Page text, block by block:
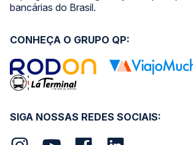
bancárias do Brasil.
SIGA NOSSAS REDES SOCIAIS:
CONHEÇA O GRUPO QP: